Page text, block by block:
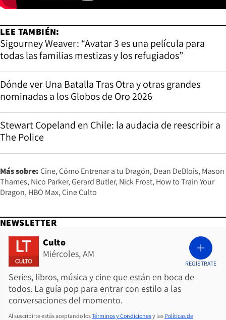
LEE TAMBIÉN:
Sigourney Weaver: “Avatar 3 es una película para
todas las familias mestizas y los refugiados”
Dónde ver Una Batalla Tras Otra y otras grandes
nominadas a los Globos de Oro 2026
Stewart Copeland en Chile: la audacia de reescribir a
The Police
Más sobre: Cine Cómo Entrenar a tu Dragón Dean DeBlois Mason
Thames Nico Parker Gerard Butler Nick Frost How to Train Your
Dragon HBO Max Cine Culto
NEWSLETTER
Culto
Miércoles, AM
Series, libros, música y cine que están en boca de
todos. La guía pop para entrar con estilo a las
conversaciones del momento.
REGÍSTRATE
Al suscribirte estás aceptando losTérminos y Condicionesy las Políticas de